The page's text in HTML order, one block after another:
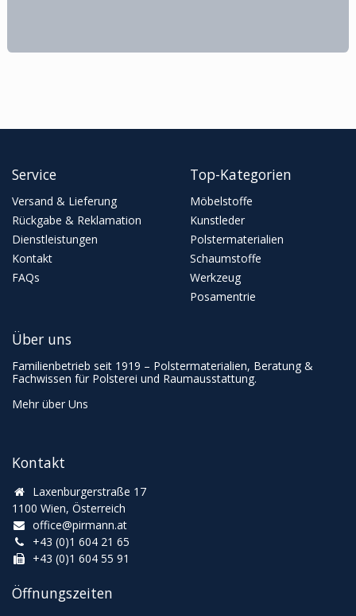
Service
Versand & Lieferung
Rückgabe & Reklamation
Dienstleistungen
Kontakt
FAQs
Top-Kategorien
Möbelstoffe
Kunstleder
Polstermaterialien
Schaumstoffe
Werkzeug
Posamentrie
Kontakt
Laxenburgerstraße 17
1100 Wien, Österreich
office@pirmann.at
+43 (0)1 604 21 65
+43 (0)1 604 55 91
Öffnungszeiten
Über uns
Familienbetrieb seit 1919 – Polstermaterialien, Beratung &
Fachwissen für Polsterei und Raumausstattung.
Mehr über Uns